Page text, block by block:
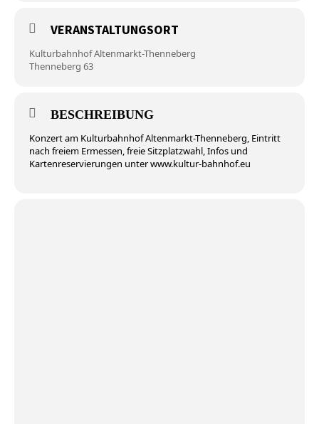
VERANSTALTUNGSORT
Kulturbahnhof Altenmarkt-Thenneberg
Thenneberg 63
BESCHREIBUNG
Konzert am Kulturbahnhof Altenmarkt-Thenneberg, Eintritt
nach freiem Ermessen, freie Sitzplatzwahl, Infos und
Kartenreservierungen unter www.kultur-bahnhof.eu